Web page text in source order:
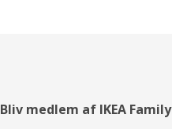
Footer
Bliv medlem af IKEA Family